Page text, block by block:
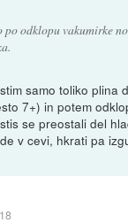
po odklopu vakumirke
samo toliko plina
7+) in potem
se preostali del
v cevi, hkrati pa